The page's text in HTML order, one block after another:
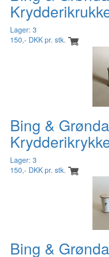
Lager: 3
150,- DKK pr. stk.
Bing &
Lager: 3
150,- DKK pr. stk.
Bing &